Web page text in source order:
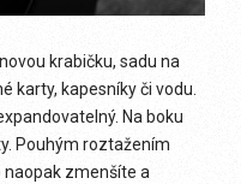
krabičku, sadu na
karty, kapesníky či vodu.
Na boku
Pouhým roztažením
naopak zmenšíte a